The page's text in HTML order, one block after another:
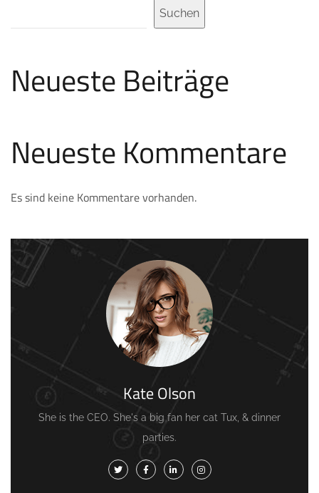
Suchen
Neueste Beiträge
Neueste Kommentare
Es sind keine Kommentare vorhanden.
Kate Olson
She is the CEO. She's a big fan her cat Tux, & dinner
parties.